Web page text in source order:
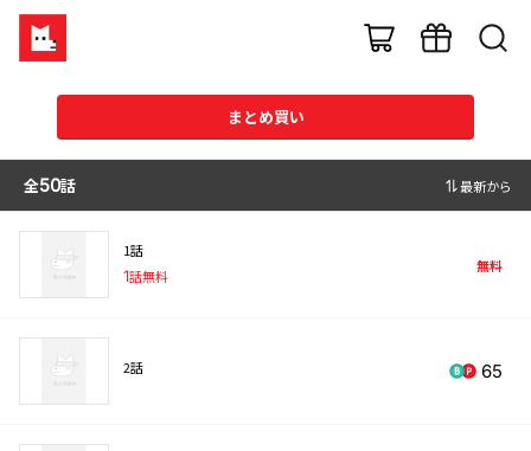
まとめ買い
全50話 最新から
1話
1話無料
無料
2話 65